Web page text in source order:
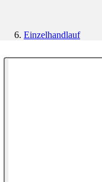
Einzelhandlauf